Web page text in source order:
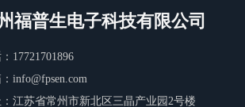
福普生电子科技有限公司
17721701896
info@fpsen.com
江苏省常州市新北区三晶产业园2号楼